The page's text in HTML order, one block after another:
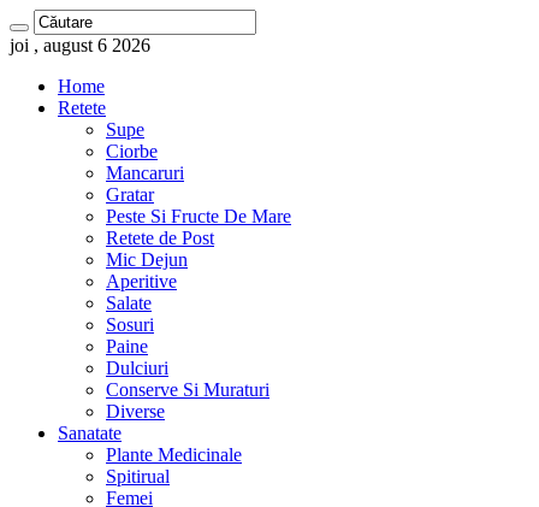
joi , august 6 2026
Home
Retete
Supe
Ciorbe
Mancaruri
Gratar
Peste Si Fructe De Mare
Retete de Post
Mic Dejun
Aperitive
Salate
Sosuri
Paine
Dulciuri
Conserve Si Muraturi
Diverse
Sanatate
Plante Medicinale
Spitirual
Femei